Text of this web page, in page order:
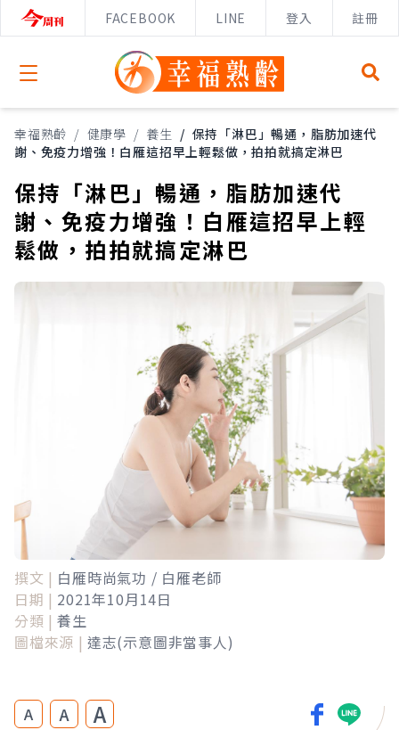
FACEBOOK LINE 登入 註冊
Open menu
幸福熟齡 / 健康學 / 養生 / 保持「淋巴」暢通，脂肪加速代
謝、免疫力增強！白雁這招早上輕鬆做，拍拍就搞定淋巴
保持「淋巴」暢通，脂肪加速代
謝、免疫力增強！白雁這招早上輕
鬆做，拍拍就搞定淋巴
撰文 | 白雁時尚氣功 / 白雁老師
日期 | 2021年10月14日
分類 | 養生
圖檔來源 | 達志(示意圖非當事人)
A A A